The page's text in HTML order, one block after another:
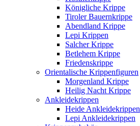
Königliche Krippe
Tiroler Bauernkrippe
Abendland Krippe
Lepi Krippen
Salcher Krippe
Betlehem Krippe
Friedenskrippe
Orientalische Krippenfiguren
Morgenland Krippe
Heilig Nacht Krippe
Ankleidekrippen
Heide Ankleidekrippen
Lepi Ankleidekrippen